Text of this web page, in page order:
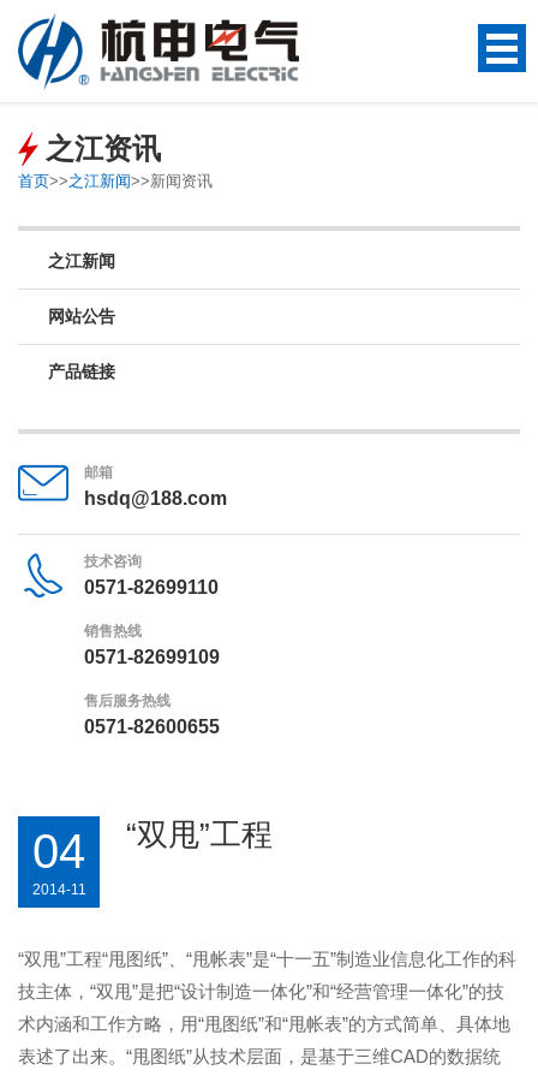
之江资讯
首页>>之江新闻>>新闻资讯
之江新闻
网站公告
产品链接
邮箱
hsdq@188.com
技术咨询
0571-82699110
销售热线
0571-82699109
售后服务热线
0571-82600655
04
2014-11
“双甩”工程
“双甩”工程“甩图纸”、“甩帐表”是“十一五”制造业信息化工作的科
技主体，“双甩”是把“设计制造一体化”和“经营管理一体化”的技
术内涵和工作方略，用“甩图纸”和“甩帐表”的方式简单、具体地
表述了出来。“甩图纸”从技术层面，是基于三维CAD的数据统